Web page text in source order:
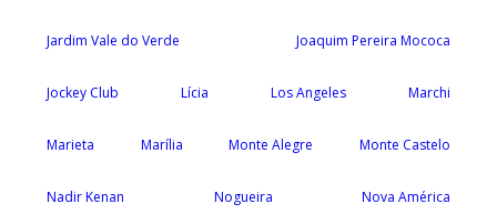
Jardim Vale do Verde Joaquim Pereira Mococa
Jockey Club Lícia Los Angeles Marchi
Marieta Marília Monte Alegre Monte Castelo
Nadir Kenan Nogueira Nova América